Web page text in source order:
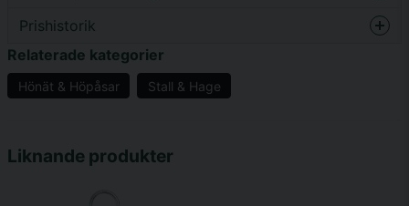
question
Prishistorik
Relaterade kategorier
Hönät & Höpåsar Stall & Hage
Liknande produkter